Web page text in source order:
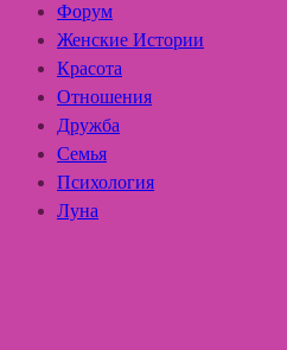
Форум
Женские Истории
Красота
Отношения
Дружба
Семья
Психология
Луна